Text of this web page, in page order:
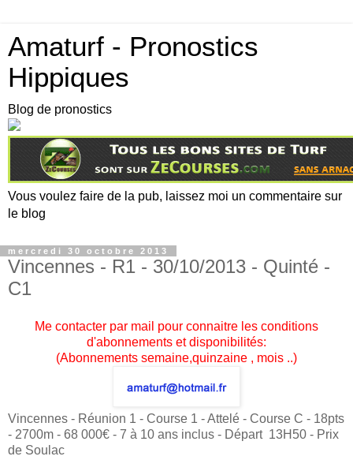
Amaturf - Pronostics
Hippiques
Blog de pronostics
Vous voulez faire de la pub, laissez moi un commentaire sur
le blog
mercredi 30 octobre 2013
Vincennes - R1 - 30/10/2013 - Quinté -
C1
Me contacter par mail pour connaitre les conditions
d'abonnements et disponibilités:
(Abonnements semaine,quinzaine , mois ..)
Vincennes - Réunion 1 - Course 1 - Attelé - Course C - 18pts
- 2700m - 68 000€ - 7 à 10 ans inclus - Départ 13H50 - Prix
de Soulac